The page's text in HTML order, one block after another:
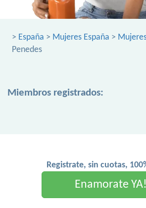
> España > Mujeres España >
Penedes
Miembros registrados:
Registrate, sin cuotas,
Enamorate YA!